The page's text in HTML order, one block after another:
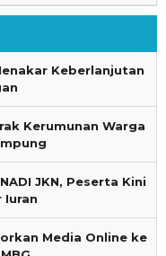
Keberlanjutan
Kerumunan Warga
JKN, Peserta Kini
Iuran
Media Online ke